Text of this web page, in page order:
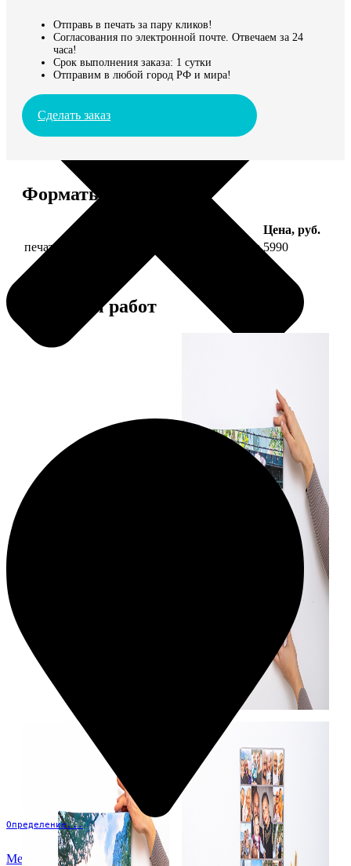
Определение...
Меню
Отправь в печать за пару кликов!
Согласования по электронной почте. Отвечаем за 24
часа!
Срок выполнения заказа: 1 сутки
Отправим в любой город РФ и мира!
Сделать заказ
Форматы и цены
Цена, руб.
печать фото на холсте 50х70 на подрамнике 5990
Примеры работ